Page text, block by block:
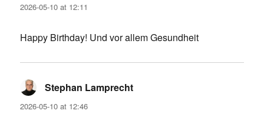
2026-05-10 at 12:11
Happy Birthday! Und vor allem Gesundheit
Stephan Lamprecht
2026-05-10 at 12:46